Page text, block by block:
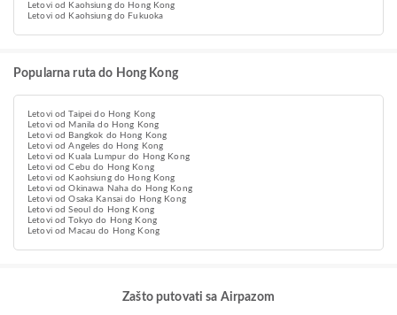
Letovi od Kaohsiung do Hong Kong
Letovi od Kaohsiung do Fukuoka
Popularna ruta do Hong Kong
Letovi od Taipei do Hong Kong
Letovi od Manila do Hong Kong
Letovi od Bangkok do Hong Kong
Letovi od Angeles do Hong Kong
Letovi od Kuala Lumpur do Hong Kong
Letovi od Cebu do Hong Kong
Letovi od Kaohsiung do Hong Kong
Letovi od Okinawa Naha do Hong Kong
Letovi od Osaka Kansai do Hong Kong
Letovi od Seoul do Hong Kong
Letovi od Tokyo do Hong Kong
Letovi od Macau do Hong Kong
Zašto putovati sa Airpazom